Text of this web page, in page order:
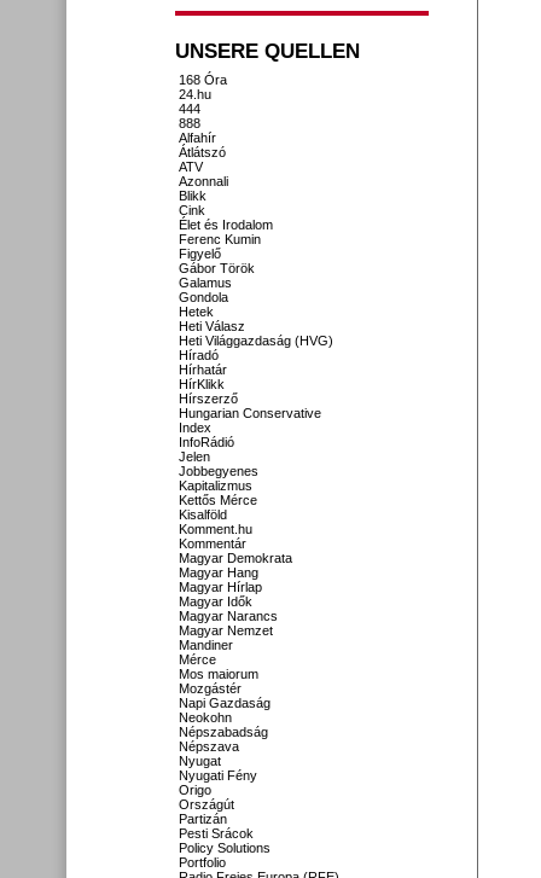
UNSERE QUELLEN
168 Óra
24.hu
444
888
Alfahír
Átlátszó
ATV
Azonnali
Blikk
Cink
Élet és Irodalom
Ferenc Kumin
Figyelő
Gábor Török
Galamus
Gondola
Hetek
Heti Válasz
Heti Világgazdaság (HVG)
Híradó
Hírhatár
HírKlikk
Hírszerző
Hungarian Conservative
Index
InfoRádió
Jelen
Jobbegyenes
Kapitalizmus
Kettős Mérce
Kisalföld
Komment.hu
Kommentár
Magyar Demokrata
Magyar Hang
Magyar Hírlap
Magyar Idők
Magyar Narancs
Magyar Nemzet
Mandiner
Mérce
Mos maiorum
Mozgástér
Napi Gazdaság
Neokohn
Népszabadság
Népszava
Nyugat
Nyugati Fény
Origo
Országút
Partizán
Pesti Srácok
Policy Solutions
Portfolio